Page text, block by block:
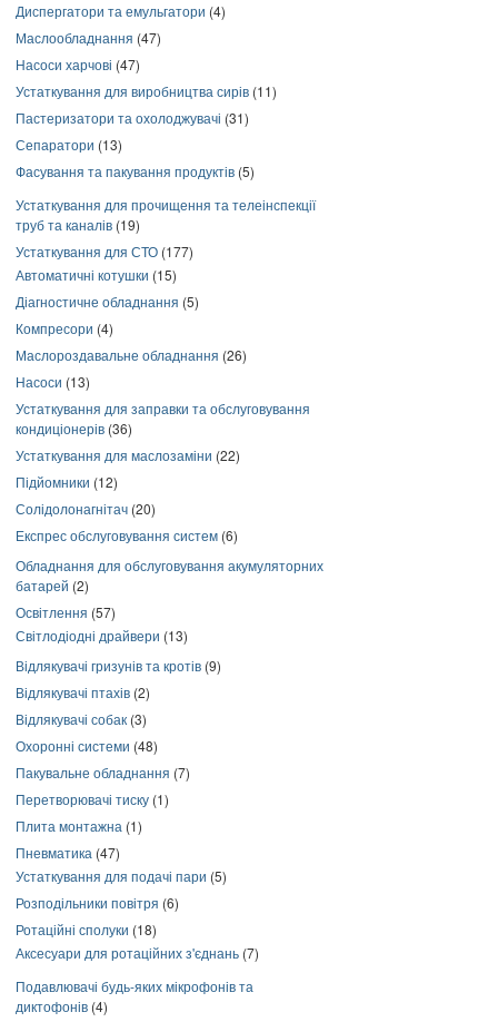
Диспергатори та емульгатори (4)
Маслообладнання (47)
Насоси харчові (47)
Устаткування для виробництва сирів (11)
Пастеризатори та охолоджувачі (31)
Сепаратори (13)
Фасування та пакування продуктів (5)
Устаткування для прочищення та телеінспекції
труб та каналів (19)
Устаткування для СТО (177)
Автоматичні котушки (15)
Діагностичне обладнання (5)
Компресори (4)
Маслороздавальне обладнання (26)
Насоси (13)
Устаткування для заправки та обслуговування
кондиціонерів (36)
Устаткування для маслозаміни (22)
Підйомники (12)
Солідолонагнітач (20)
Експрес обслуговування систем (6)
Обладнання для обслуговування акумуляторних
батарей (2)
Освітлення (57)
Світлодіодні драйвери (13)
Відлякувачі гризунів та кротів (9)
Відлякувачі птахів (2)
Відлякувачі собак (3)
Охоронні системи (48)
Пакувальне обладнання (7)
Перетворювачі тиску (1)
Плита монтажна (1)
Пневматика (47)
Устаткування для подачі пари (5)
Розподільники повітря (6)
Ротаційні сполуки (18)
Аксесуари для ротаційних з'єднань (7)
Подавлювачі будь-яких мікрофонів та
диктофонів (4)